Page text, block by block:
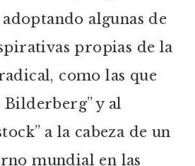
algunas de
propias de la
como las que
Bilderberg” y al
a la cabeza de un
mundial en las